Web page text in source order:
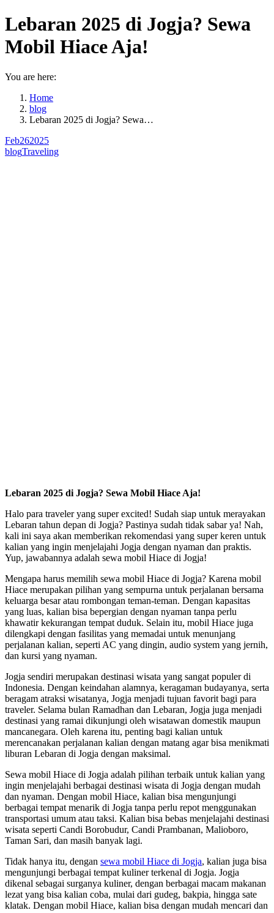
Lebaran 2025 di Jogja? Sewa
Mobil Hiace Aja!
You are here:
Home
blog
Lebaran 2025 di Jogja? Sewa…
Feb262025
blogTraveling
Lebaran 2025 di Jogja? Sewa Mobil Hiace Aja!
Halo para traveler yang super excited! Sudah siap untuk merayakan
Lebaran tahun depan di Jogja? Pastinya sudah tidak sabar ya! Nah,
kali ini saya akan memberikan rekomendasi yang super keren untuk
kalian yang ingin menjelajahi Jogja dengan nyaman dan praktis.
Yup, jawabannya adalah sewa mobil Hiace di Jogja!
Mengapa harus memilih sewa mobil Hiace di Jogja? Karena mobil
Hiace merupakan pilihan yang sempurna untuk perjalanan bersama
keluarga besar atau rombongan teman-teman. Dengan kapasitas
yang luas, kalian bisa bepergian dengan nyaman tanpa perlu
khawatir kekurangan tempat duduk. Selain itu, mobil Hiace juga
dilengkapi dengan fasilitas yang memadai untuk menunjang
perjalanan kalian, seperti AC yang dingin, audio system yang jernih,
dan kursi yang nyaman.
Jogja sendiri merupakan destinasi wisata yang sangat populer di
Indonesia. Dengan keindahan alamnya, keragaman budayanya, serta
beragam atraksi wisatanya, Jogja menjadi tujuan favorit bagi para
traveler. Selama bulan Ramadhan dan Lebaran, Jogja juga menjadi
destinasi yang ramai dikunjungi oleh wisatawan domestik maupun
mancanegara. Oleh karena itu, penting bagi kalian untuk
merencanakan perjalanan kalian dengan matang agar bisa menikmati
liburan Lebaran di Jogja dengan maksimal.
Sewa mobil Hiace di Jogja adalah pilihan terbaik untuk kalian yang
ingin menjelajahi berbagai destinasi wisata di Jogja dengan mudah
dan nyaman. Dengan mobil Hiace, kalian bisa mengunjungi
berbagai tempat menarik di Jogja tanpa perlu repot menggunakan
transportasi umum atau taksi. Kalian bisa bebas menjelajahi destinasi
wisata seperti Candi Borobudur, Candi Prambanan, Malioboro,
Taman Sari, dan masih banyak lagi.
Tidak hanya itu, dengan sewa mobil Hiace di Jogja, kalian juga bisa
mengunjungi berbagai tempat kuliner terkenal di Jogja. Jogja
dikenal sebagai surganya kuliner, dengan berbagai macam makanan
lezat yang bisa kalian coba, mulai dari gudeg, bakpia, hingga sate
klatak. Dengan mobil Hiace, kalian bisa dengan mudah mencari dan